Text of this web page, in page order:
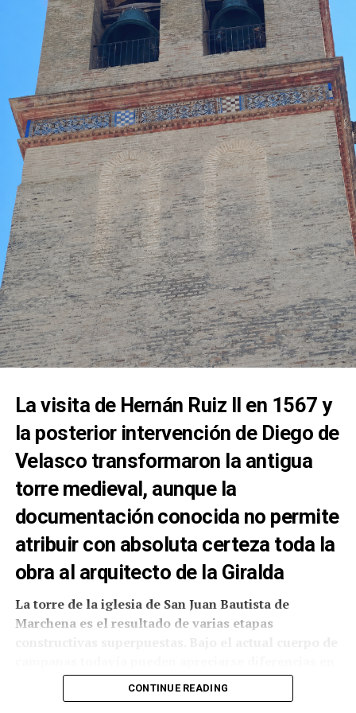
La peregrinación había sido presentada
públicamente el pasado 13 de mayo en la capilla de
la Vera Cruz, coincidiendo con la festividad de
Nuestra Señora del Rosario de Fátima. Aquel acto
estuvo acompañado por el rezo del rosario por las
calles de la feligresía de San Juan, mostrando la
estrecha vinculación que la corporación mantiene
con esta advocación mariana.
Archidiócesis de Sevilla informó de otra
peregrinación realizada por personas privadas de
La visita de Hernán Ruiz II en 1567 y
la posterior intervención de Diego de
Velasco transformaron la antigua
torre medieval, aunque la
documentación conocida no permite
atribuir con absoluta certeza toda la
obra al arquitecto de la Giralda
La torre de la iglesia de San Juan Bautista de
Marchena es el resultado de varias etapas
el aparejo del ladrillo y las siluetas de dos grandes
arcos cegados que podrían corresponder a una fase
CONTINUE READING